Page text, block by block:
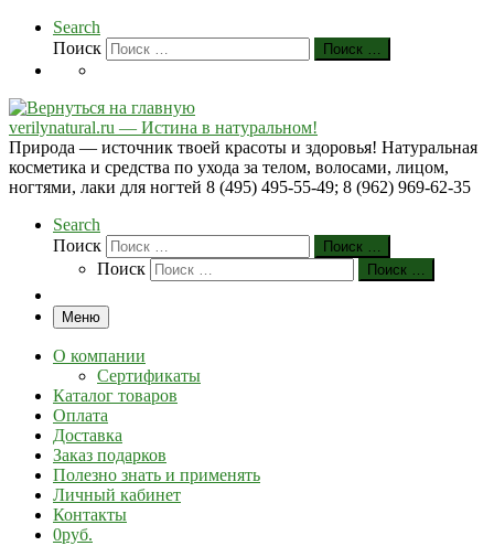
Search
Поиск
Поиск …
verilynatural.ru — Истина в натуральном!
Природа — источник твоей красоты и здоровья! Натуральная
косметика и средства по ухода за телом, волосами, лицом,
ногтями, лаки для ногтей 8 (495) 495-55-49; 8 (962) 969-62-35
Search
Поиск
Поиск …
Поиск Поиск …
Меню
О компании
Сертификаты
Каталог товаров
Оплата
Доставка
Заказ подарков
Полезно знать и применять
Личный кабинет
Контакты
0руб.